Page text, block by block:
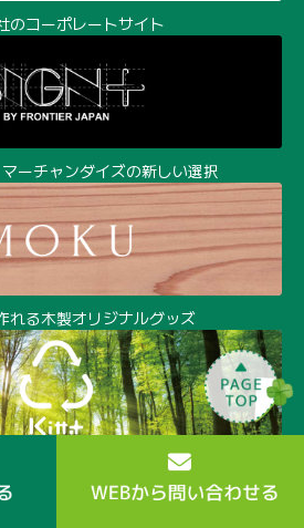
のコーポレートサイト
ーチャンダイズの新しい選択
れる木製オリジナルグッズ
代の樹脂成形サービス